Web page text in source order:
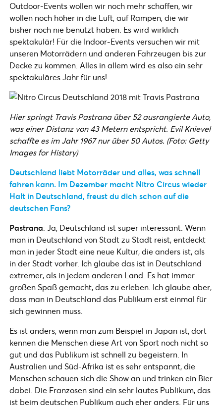
Outdoor-Events wollen wir noch mehr schaffen, wir
wollen noch höher in die Luft, auf Rampen, die wir
bisher noch nie benutzt haben. Es wird wirklich
spektakulär! Für die Indoor-Events versuchen wir mit
unseren Motorrädern und anderen Fahrzeugen bis zur
Decke zu kommen. Alles in allem wird es also ein sehr
spektakuläres Jahr für uns!
Hier springt Travis Pastrana über 52 ausrangierte Auto,
was einer Distanz von 43 Metern entspricht. Evil Knievel
schaffte es im Jahr 1967 nur über 50 Autos. (Foto: Getty
Images for History)
Deutschland liebt Motorräder und alles, was schnell
fahren kann. Im Dezember macht Nitro Circus wieder
Halt in Deutschland, freust du dich schon auf die
deutschen Fans?
Pastrana: Ja, Deutschland ist super interessant. Wenn
man in Deutschland von Stadt zu Stadt reist, entdeckt
man in jeder Stadt eine neue Kultur, die anders ist, als
in der Stadt vorher. Ich glaube das ist in Deutschland
extremer, als in jedem anderen Land. Es hat immer
großen Spaß gemacht, das zu erleben. Ich glaube aber,
dass man in Deutschland das Publikum erst einmal für
sich gewinnen muss.
Es ist anders, wenn man zum Beispiel in Japan ist, dort
kennen die Menschen diese Art von Sport noch nicht so
gut und das Publikum ist schnell zu begeistern. In
Australien und Süd-Afrika ist es sehr entspannt, die
Menschen schauen sich die Show an und trinken ein Bier
dabei. Die Franzosen sind ein sehr lautes Publikum, das
ist beim deutschen Publikum auch eher anders. Für uns